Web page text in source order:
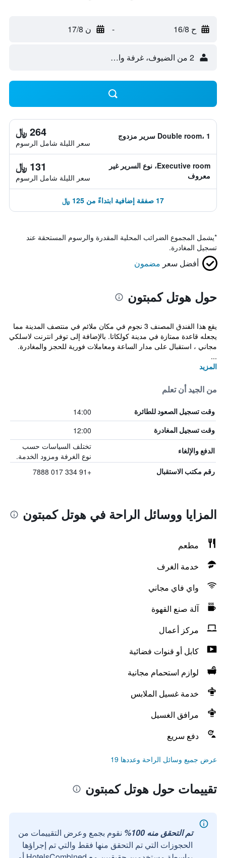
ح 16/8 - ن 17/8
2 من الضيوف، غرفة واحدة
Double room، 1 سرير مزدوج 264 ﷼
سعر الليلة شامل الرسوم
Executive room، نوع السرير غير
معروف
131 ﷼
سعر الليلة شامل الرسوم
17 صفقة إضافية ابتداءً من 125 ﷼
*يشمل المجموع الضرائب المحلية المقدرة والرسوم المستحقة عند
تسجيل المغادرة.
أفضل سعر مضمون
حول هوتل كمبتون
يقع هذا الفندق المصنف 3 نجوم في مكان ملائم في منتصف المدينة مما
يجعله قاعدة ممتازة في مدينة كولكاتا. بالإضافة إلى توفر انترنت لاسلكي
مجاني ، استقبال على مدار الساعة ومعاملات فورية للحجز والمغادرة.
...
المزيد
من الجيد أن تعلم
وقت تسجيل الصعود للطائرة 14:00
وقت تسجيل المغادرة 12:00
الدفع والإلغاء
تختلف السياسات حسب
نوع الغرفة ومزود الخدمة.
رقم مكتب الاستقبال +91 334 017 7888
المزايا ووسائل الراحة في هوتل كمبتون
مطعم
خدمة الغرف
واي فاي مجاني
آلة صنع القهوة
مركز أعمال
كابل أو قنوات فضائية
لوازم استحمام مجانية
خدمة غسيل الملابس
مرافق الغسيل
دفع سريع
عرض جميع وسائل الراحة وعددها 19
تقييمات حول هوتل كمبتون
تم التحقق منه 100%
نقوم بجمع وعرض التقييمات من
الحجوزات التي تم التحقق منها فقط والتي تم إجراؤها